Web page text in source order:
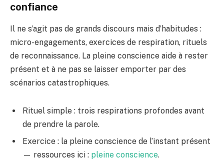
confiance
Il ne s’agit pas de grands discours mais d’habitudes :
micro-engagements, exercices de respiration, rituels
de reconnaissance. La pleine conscience aide à rester
présent et à ne pas se laisser emporter par des
scénarios catastrophiques.
Rituel simple : trois respirations profondes avant
de prendre la parole.
Exercice : la pleine conscience de l’instant présent
— ressources ici : pleine conscience.